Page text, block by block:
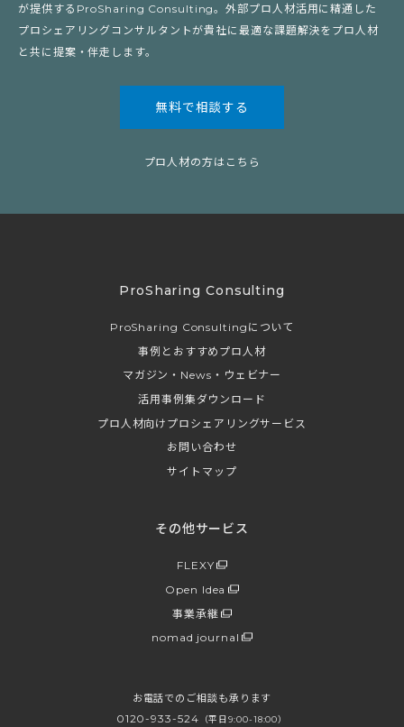
が提供するProSharing Consulting。外部プロ人材活用に精通した
プロシェアリングコンサルタントが貴社に最適な課題解決をプロ人材
と共に提案・伴走します。
無料で相談する
プロ人材の方はこちら
ProSharing Consulting
ProSharing Consultingについて
事例とおすすめプロ人材
マガジン・News・ウェビナー
活用事例集ダウンロード
プロ人材向けプロシェアリングサービス
お問い合わせ
サイトマップ
その他サービス
FLEXY
Open Idea
事業承継
nomad journal
お電話でのご相談も承ります
0120-933-524 （平日9:00-18:00）